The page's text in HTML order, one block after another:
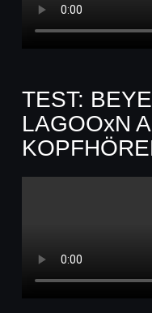
TEST:
LAGOOxN